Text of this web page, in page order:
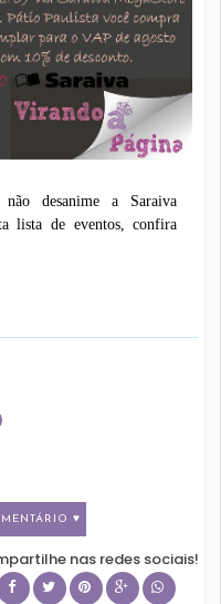
desanime a Saraiva
lista de eventos, confira
♥
nas redes sociais!